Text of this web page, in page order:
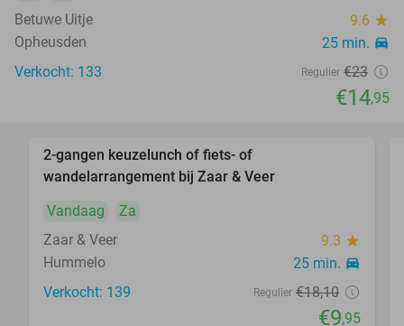
Betuwe Uitje
9.6 star
Opheusden 25 min. directions_car
Verkocht: 133 Regulier €23
€14,95
2-gangen keuzelunch of fiets- of
wandelarrangement bij Zaar & Veer
Vandaag
Za
Zaar & Veer
9.3 star
Hummelo 25 min. directions_car
Verkocht: 139 Regulier €18,10
€9,95